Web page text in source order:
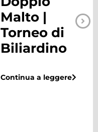
Malto |
Torneo di
Biliardino
Continua a leggere